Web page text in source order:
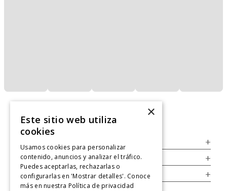
+
Legal +
Cuenta +
×
Este sitio web utiliza
cookies
Usamos cookies para personalizar
contenido, anuncios y analizar el tráfico.
Puedes aceptarlas, rechazarlas o
configurarlas en 'Mostrar detalles'. Conoce
más en nuestra Política de privacidad